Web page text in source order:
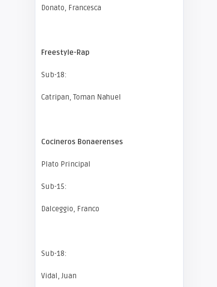
Donato, Francesca
Freestyle-Rap
Sub-18:
Catripan, Toman Nahuel
Cocineros Bonaerenses
Plato Principal
Sub-15:
Dalceggio, Franco
Sub-18:
Vidal, Juan